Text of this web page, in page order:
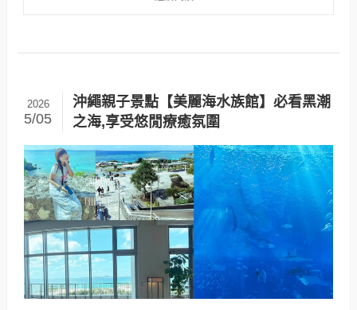
沖繩親子景點【美麗海水族館】必看黑潮
之海,享受悠閒療癒氛圍
2026
5/05